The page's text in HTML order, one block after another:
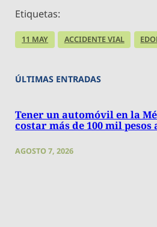
Etiquetas:
11 MAY ACCIDENTE VIAL
ÚLTIMAS ENTRADAS
Tener un automóvil en la
costar más de 100 mil pesos
AGOSTO 7, 2026